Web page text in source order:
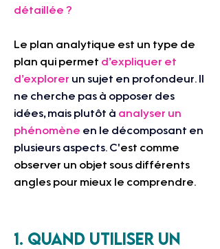
détaillée ?
Le plan analytique est un type de
plan qui permet d’expliquer et
d’explorer un sujet en profondeur. Il
ne cherche pas à opposer des
idées, mais plutôt à analyser un
phénomène en le décomposant en
plusieurs aspects. C'est comme
observer un objet sous différents
angles pour mieux le comprendre.
1. Quand utiliser un